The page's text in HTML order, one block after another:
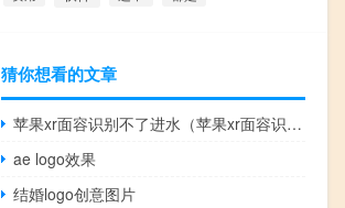
猜你想看的文章
苹果xr面容识别不了进水（苹果xr面容识别不了）
ae logo效果
结婚logo创意图片